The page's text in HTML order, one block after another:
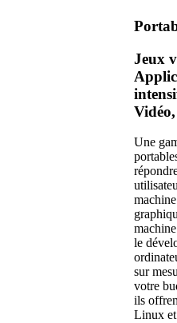
Jeux
Une
le
sur
votre
ils
Linux